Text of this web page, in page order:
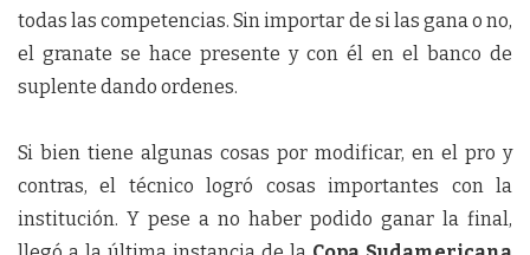
todas las competencias. Sin importar de si las gana o no,
el granate se hace presente y con él en el banco de
suplente dando ordenes.
Si bien tiene algunas cosas por modificar, en el pro y
contras, el técnico logró cosas importantes con la
institución. Y pese a no haber podido ganar la final,